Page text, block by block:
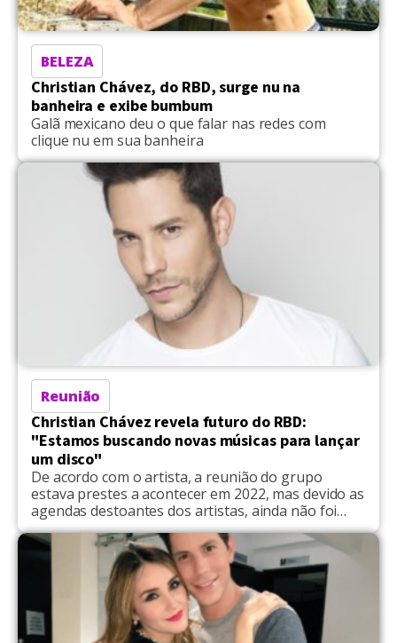
BELEZA
Christian Chávez, do RBD, surge nu na
banheira e exibe bumbum
Galã mexicano deu o que falar nas redes com
clique nu em sua banheira
Reunião
Christian Chávez revela futuro do RBD:
"Estamos buscando novas músicas para lançar
um disco"
De acordo com o artista, a reunião do grupo
estava prestes a acontecer em 2022, mas devido as
agendas destoantes dos artistas, ainda não foi
possível